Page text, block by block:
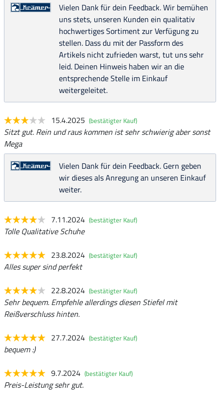
Vielen Dank für dein Feedback. Wir bemühen
uns stets, unseren Kunden ein qualitativ
hochwertiges Sortiment zur Verfügung zu
stellen. Dass du mit der Passform des
Artikels nicht zufrieden warst, tut uns sehr
leid. Deinen Hinweis haben wir an die
entsprechende Stelle im Einkauf
weitergeleitet.
15.4.2025 (bestätigter Kauf)
Sitzt gut. Rein und raus kommen ist sehr schwierig aber sonst
Mega
Vielen Dank für dein Feedback. Gern geben
wir dieses als Anregung an unseren Einkauf
weiter.
7.11.2024 (bestätigter Kauf)
Tolle Qualitative Schuhe
23.8.2024 (bestätigter Kauf)
Alles super sind perfekt
22.8.2024 (bestätigter Kauf)
Sehr bequem. Empfehle allerdings diesen Stiefel mit
Reißverschluss hinten.
27.7.2024 (bestätigter Kauf)
bequem :)
9.7.2024 (bestätigter Kauf)
Preis-Leistung sehr gut.